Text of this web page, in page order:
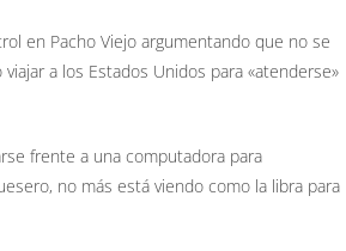
en Pacho Viejo argumentando que no se
a los Estados Unidos para «atenderse»
frente a una computadora para
no más está viendo como la libra para